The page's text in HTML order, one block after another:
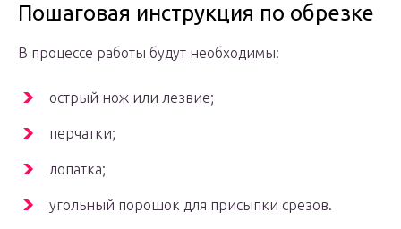
Пошаговая инструкция по обрезке
В процессе работы будут необходимы:
острый нож или лезвие;
перчатки;
лопатка;
угольный порошок для присыпки срезов.